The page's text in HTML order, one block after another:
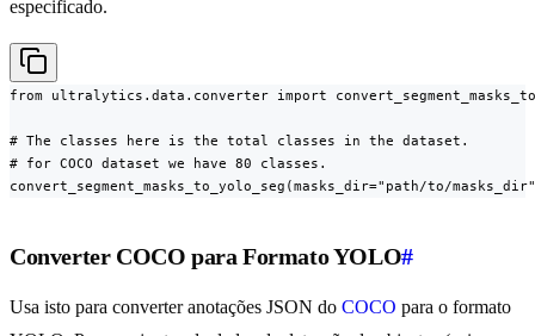
especificado.
from ultralytics.data.converter import
# The classes here is the total classes in the dataset.
# for COCO dataset we have 80 classes.
convert_segment_masks_to_yolo_seg(masks_dir="path/to/
Converter COCO para Formato YOLO#
Usa isto para converter anotações JSON do COCO para o formato